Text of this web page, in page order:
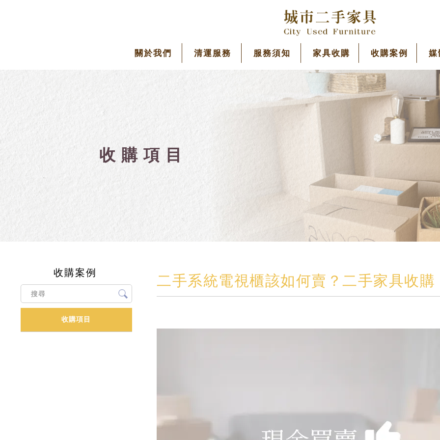
關於我們 清運服務 服務須知 家具收購 收購案例 媒
收購項目
收購案例
收購項目
二手系統電視櫃該如何賣？二手家具收購